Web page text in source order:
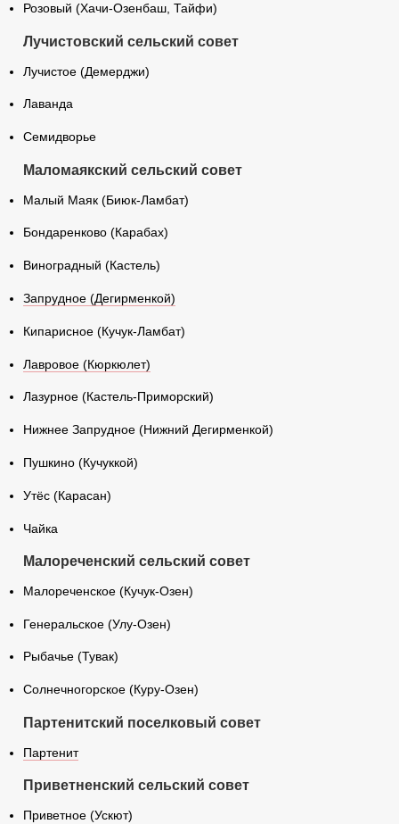
Розовый (Хачи-Озенбаш, Тайфи)
Лучистовский сельский совет
Лучистое (Демерджи)
Лаванда
Семидворье
Маломаякский сельский совет
Малый Маяк (Биюк-Ламбат)
Бондаренково (Карабах)
Виноградный (Кастель)
Запрудное (Дегирменкой)
Кипарисное (Кучук-Ламбат)
Лавровое (Кюркюлет)
Лазурное (Кастель-Приморский)
Нижнее Запрудное (Нижний Дегирменкой)
Пушкино (Кучуккой)
Утёс (Карасан)
Чайка
Малореченский сельский совет
Малореченское (Кучук-Озен)
Генеральское (Улу-Озен)
Рыбачье (Тувак)
Солнечногорское (Куру-Озен)
Партенитский поселковый совет
Партенит
Приветненский сельский совет
Приветное (Ускют)